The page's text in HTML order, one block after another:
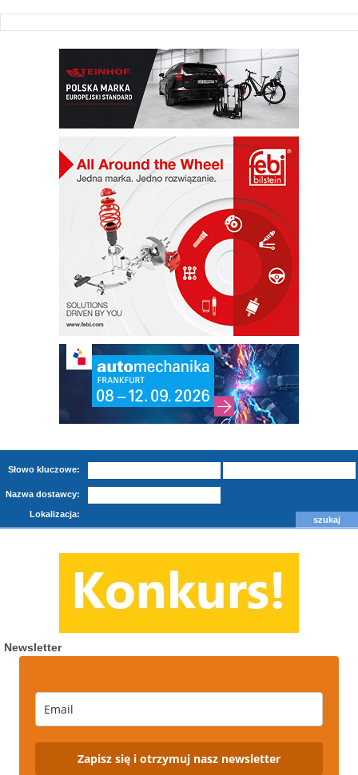
Słowo kluczowe:
Nazwa dostawcy:
Lokalizacja:
Newsletter
Zapisz się i otrzymuj nasz newsletter